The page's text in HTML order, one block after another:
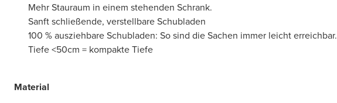
Mehr Stauraum in einem stehenden Schrank.
Sanft schließende, verstellbare Schubladen
100 % ausziehbare Schubladen: So sind die Sachen immer leicht erreichbar.
Tiefe <50cm = kompakte Tiefe
Material